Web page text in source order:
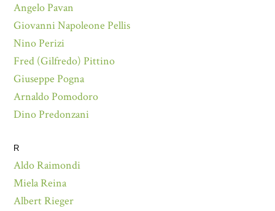
Angelo Pavan
Giovanni Napoleone Pellis
Nino Perizi
Fred (Gilfredo) Pittino
Giuseppe Pogna
Arnaldo Pomodoro
Dino Predonzani
R
Aldo Raimondi
Miela Reina
Albert Rieger